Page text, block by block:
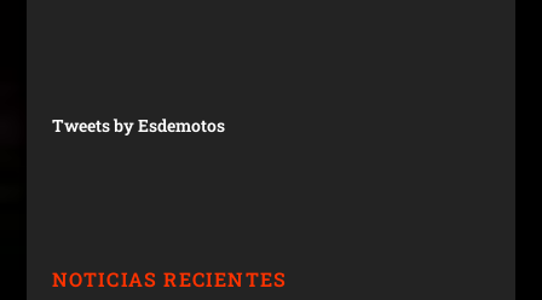
Tweets by Esdemotos
NOTICIAS RECIENTES